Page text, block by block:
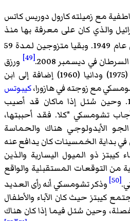
مع زميلته كارول دوريس كاتس
والذي كان على معرفة بها منذ
وتزوجها في عام 1949. وبقيا متزوجين لمدة 59
في ديسمبر 2008.
[49]
ورزق
الزوجان بإبنتان وهما أفيفا (1975) ودانيا (1960) إضافة إلى ابن
هازورا،كيبوتس
في إسرائيل خلال عام 1953. وحين سُئل إذا ماكان قد أصيب
تشومسكي "كلا. فقد أحببتها،
الأيدولوجي هناك والحماسة
بداية الخمسينات كان يدافع عنه
ذو الميول اليسارية والذين
من التوقعات المستقبلية والواقع
[50]
وذكر تشومسكي أنه رأى العديد
كيبتز حيث كان الآباء والأطفال
وحين سُئل فيما إذا كان هناك